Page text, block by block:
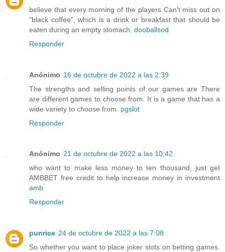
believe that every morning of the players Can't miss out on
"black coffee", which is a drink or breakfast that should be
eaten during an empty stomach. dooballsod
Responder
Anónimo 16 de octubre de 2022 a las 2:39
The strengths and selling points of our games are There
are different games to choose from. It is a game that has a
wide variety to choose from. pgslot
Responder
Anónimo 21 de octubre de 2022 a las 10:42
who want to make less money to ten thousand, just get
AMBBET free credit to help increase money in investment
amb
Responder
punrice 24 de octubre de 2022 a las 7:08
So whether you want to place joker slots on betting games.